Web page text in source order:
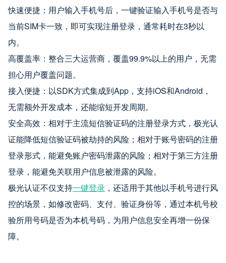
快速便捷：用户输入手机号后，一键验证输入手机号是否与
当前SIM卡一致，即可实现注册登录，通常耗时在3秒以
内。
高覆盖率：整合三大运营商，覆盖99.9%以上的用户，无需
担心用户覆盖问题。
接入便捷：以SDK方式集成到App，支持iOS和Android，
无需额外开发成本，还能缩短开发周期。
安全高效：相对于主流短信验证码的注册登录方式，极光认
证能降低短信验证码被劫持的风险；相对于账号密码的注册
登录形式，能避免账户密码泄露的风险；相对于第三方注册
登录，能避免关联用户信息被泄露的风险。
极光认证不仅支持一键登录 ，还适用于其他以手机号进行风
控的场景，如修改密码、支付、验证身份等，通过本机号校
验所用号码是否为本机号码，为用户信息安全再增一份保
障。